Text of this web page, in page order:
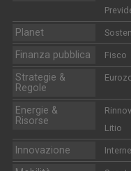
Planet
Finanza pubblica Fisco
Strategie &
Regole
Energie &
Risorse
Litio
Innovazione